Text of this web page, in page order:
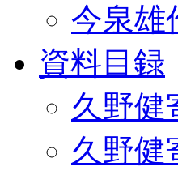
今泉雄
資料目録
久野健
久野健